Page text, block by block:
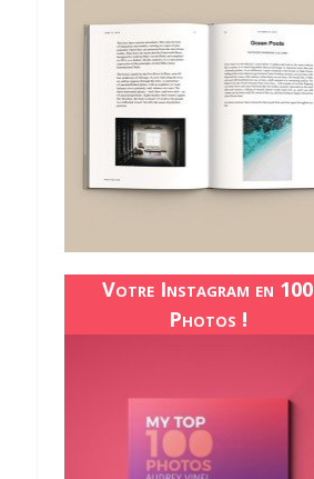
Votre Instagram en 100
Photos !